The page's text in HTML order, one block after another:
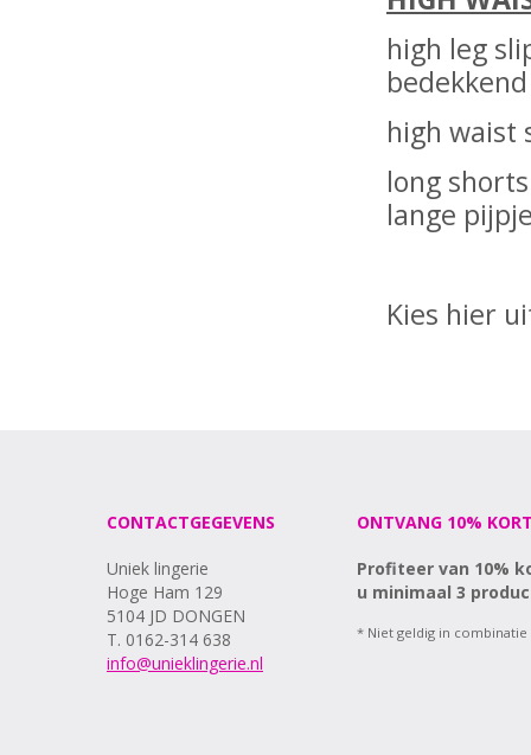
high leg
bedekkend
high waist
long
lange
Kies hier
CONTACTGEGEVENS
Uniek lingerie
Hoge Ham 129
5104 JD DONGEN
T. 0162-314 638
info@unieklingerie.nl
ONTVANG 10%
Profiteer van 10%
u minimaal 3
* Niet geldig in